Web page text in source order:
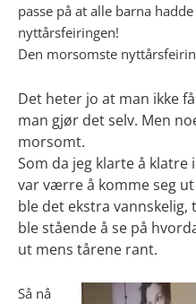
passe på at alle barna
nyttårsfeiringen!
Den morsomste
Det heter jo at man ikke
man gjør det selv. Men
morsomt.
Som da jeg klarte å klatre
var værre å komme seg
ble det ekstra
ble stående å se på
ut mens tårene rant.
Så nå